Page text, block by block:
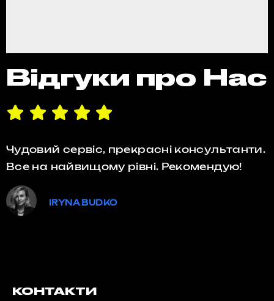
КОНТАКТИ
Відгуки про Нас
Чудовий сервіс, прекрасні консультанти.
Все на найвищому рівні. Рекомендую!
IRYNA BUDKO